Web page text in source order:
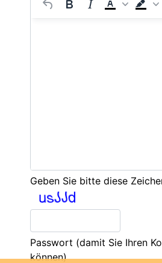
Geben Sie bitte diese
Passwort (damit Sie Ihren
können)